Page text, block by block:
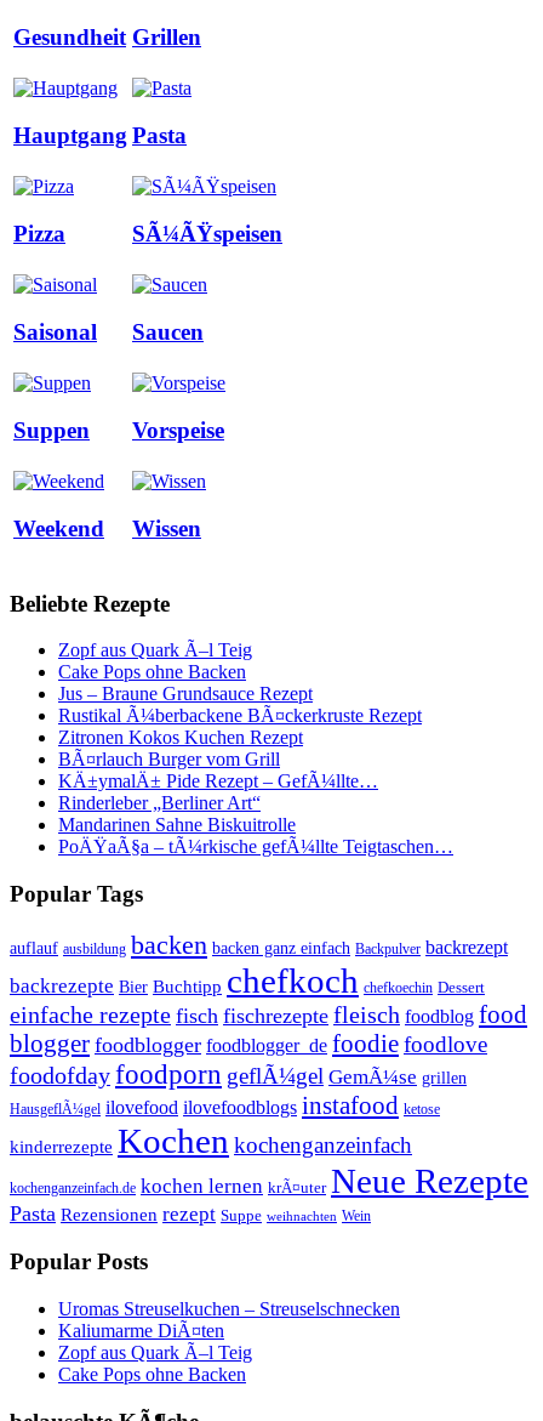
Gesundheit Grillen
Hauptgang Pasta
Pizza SÃ¼ÃŸspeisen
Saisonal Saucen
Suppen Vorspeise
Weekend Wissen
Beliebte Rezepte
Zopf aus Quark Ã–l Teig
Cake Pops ohne Backen
Jus – Braune Grundsauce Rezept
Rustikal Ã¼berbackene BÃ¤ckerkruste Rezept
Zitronen Kokos Kuchen Rezept
BÃ¤rlauch Burger vom Grill
KÄ±ymalÄ± Pide Rezept – GefÃ¼llte…
Rinderleber „Berliner Art“
Mandarinen Sahne Biskuitrolle
PoÄŸaÃ§a – tÃ¼rkische gefÃ¼llte Teigtaschen…
Popular Tags
auflauf ausbildung backen backen ganz einfach Backpulver backrezept
backrezepte Bier Buchtipp chefkoch chefkoechin Dessert
einfache rezepte fisch fischrezepte fleisch foodblog food
blogger foodblogger foodblogger_de foodiefoodlove
foodofdayfoodporn geflÃ¼gel GemÃ¼se grillen
HausgeflÃ¼gel ilovefood ilovefoodblogs instafood ketose
kinderrezepte Kochen kochenganzeinfach
kochenganzeinfach.de kochen lernen krÃ¤uter Neue Rezepte
Pasta Rezensionen rezept Suppe weihnachten Wein
Popular Posts
Uromas Streuselkuchen – Streuselschnecken
Kaliumarme DiÃ¤ten
Zopf aus Quark Ã–l Teig
Cake Pops ohne Backen